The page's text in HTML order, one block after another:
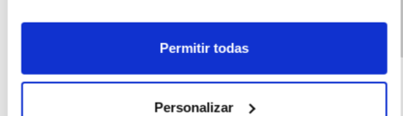
Permitir todas
Personalizar
HEV 1.6 GDI DT
359
€/mes
(IVA
10000
60